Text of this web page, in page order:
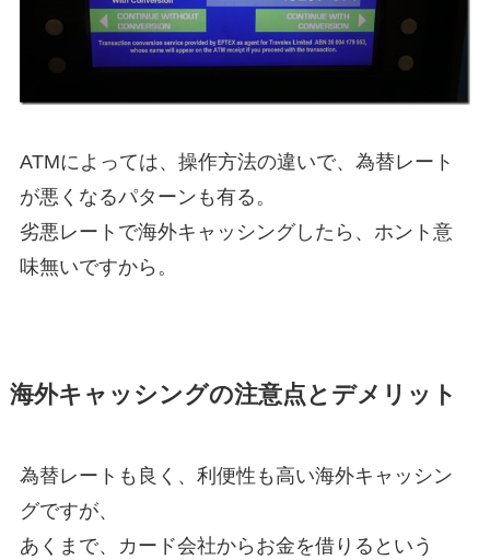
ATMによっては、操作方法の違いで、為替レート
が悪くなるパターンも有る。
劣悪レートで海外キャッシングしたら、ホント意
味無いですから。
海外キャッシングの注意点とデメリット
為替レートも良く、利便性も高い海外キャッシン
グですが、
あくまで、カード会社からお金を借りるという